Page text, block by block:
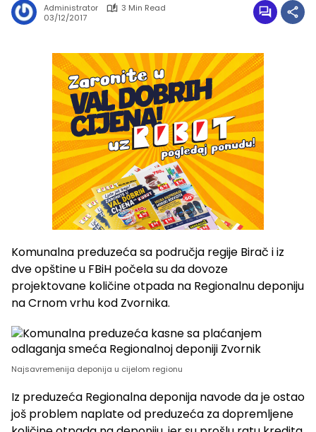
Administrator
3 Min Read
03/12/2017
Komunalna preduzeća sa područja regije Birač i iz
dve opštine u FBiH počela su da dovoze
projektovane količine otpada na Regionalnu deponiju
na Crnom vrhu kod Zvornika.
Najsavremenija deponija u cijelom regionu
Iz preduzeća Regionalna deponija navode da je ostao
još problem naplate od preduzeća za dopremljene